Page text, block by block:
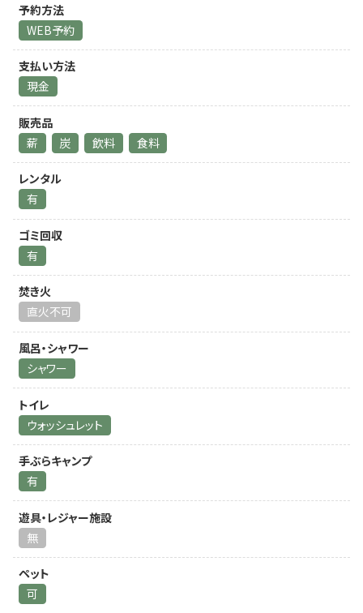
予約方法
WEB予約
支払い方法
現金
販売品
薪
炭 飲料 食料
レンタル
有
ゴミ回収
有
焚き火
直火不可
風呂・シャワー
シャワー
トイレ
ウォッシュレット
手ぶらキャンプ
有
遊具・レジャー施設
無
ペット
可